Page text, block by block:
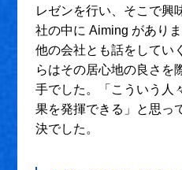
レゼンを行い、そこで興
社の中に Aiming がありま
他の会社とも話をしてい
らはその居心地の良さを
手でした。「こういう人
果を発揮できる」と思っ
決でした。